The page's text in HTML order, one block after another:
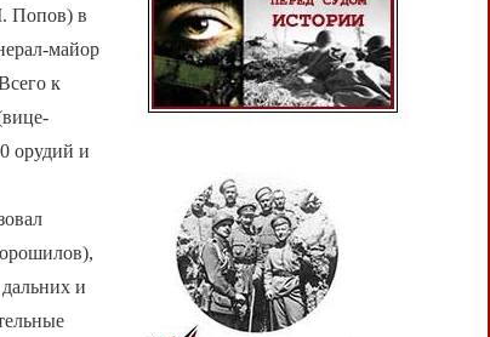
Попов) в
майор
к
орудий и
и